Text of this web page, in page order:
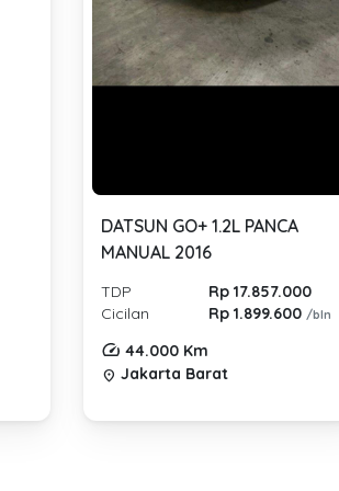
DATSUN GO+ 1.2L PANCA
MANUAL 2016
TDP
Rp 17.857.000
Cicilan
Rp 1.899.600/bln
44.000 Km
location_on Jakarta Barat